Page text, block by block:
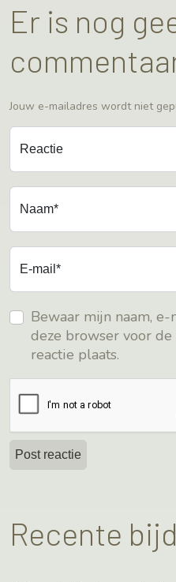
Er is nog
Jouw e-mailadres wordt niet
Reactie
Naam*
E-mail*
Bewaar mijn naam,
deze browser voor
reactie plaats.
Recente